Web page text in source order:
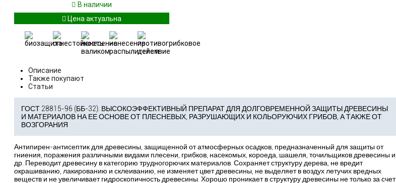
В наличии
Описание
Также покупают
Статьи
ГОСТ 28815-96 (ББ-32). ВЫСОКОЭФФЕКТИВНЫЙ ПРЕПАРАТ ДЛЯ ДОЛГОВРЕМЕННОЙ ЗАЩИТЫ ДРЕВЕСИНЫ
И МАТЕРИАЛОВ НА ЕЕ ОСНОВЕ ОТ ПЛЕСНЕВЫХ, РАЗРУШАЮЩИХ И КОЛЬОРУЮЧИХ ГРИБОВ, А ТАКЖЕ ОТ
ВОЗГОРАНИЯ
Антипирен-антисептик для древесины, защищенной от атмосферных осадков, предназначенный для защиты от
гниения, поражения различными видами плесени, грибков, насекомых, короеда, шашеля, точильщиков древесины и
др. Переводит древесину в категорию трудногорючих материалов. Сохраняет структуру дерева, не вредит
окрашиванию, лакированию и склеиванию, не изменяет цвет древесины, не выделяет в воздух летучих вредных
веществ и не увеличивает гидроскопичность древесины. Хорошо проникает в структуру древесины не только за счет